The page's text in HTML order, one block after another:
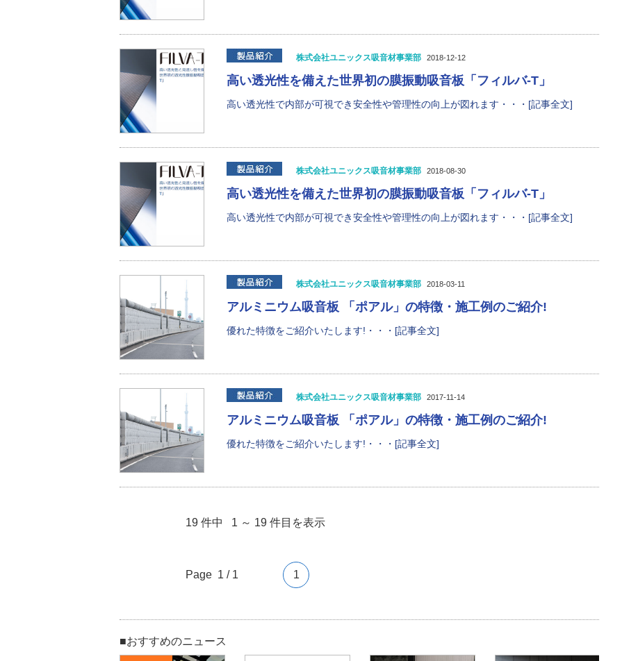
株式会社ユニックス吸音材事業部 2018-12-12
高い透光性を備えた世界初の膜振動吸音板「フィルバ-T」
高い透光性で内部が可視でき安全性や管理性の向上が図れます・・・[記事全文]
株式会社ユニックス吸音材事業部 2018-08-30
高い透光性を備えた世界初の膜振動吸音板「フィルバ-T」
高い透光性で内部が可視でき安全性や管理性の向上が図れます・・・[記事全文]
株式会社ユニックス吸音材事業部 2018-03-11
アルミニウム吸音板 「ポアル」の特徴・施工例のご紹介!
優れた特徴をご紹介いたします!・・・[記事全文]
株式会社ユニックス吸音材事業部 2017-11-14
アルミニウム吸音板 「ポアル」の特徴・施工例のご紹介!
優れた特徴をご紹介いたします!・・・[記事全文]
19 件中 1 ～ 19 件目を表示
Page 1 / 1 1
■おすすめのニュース